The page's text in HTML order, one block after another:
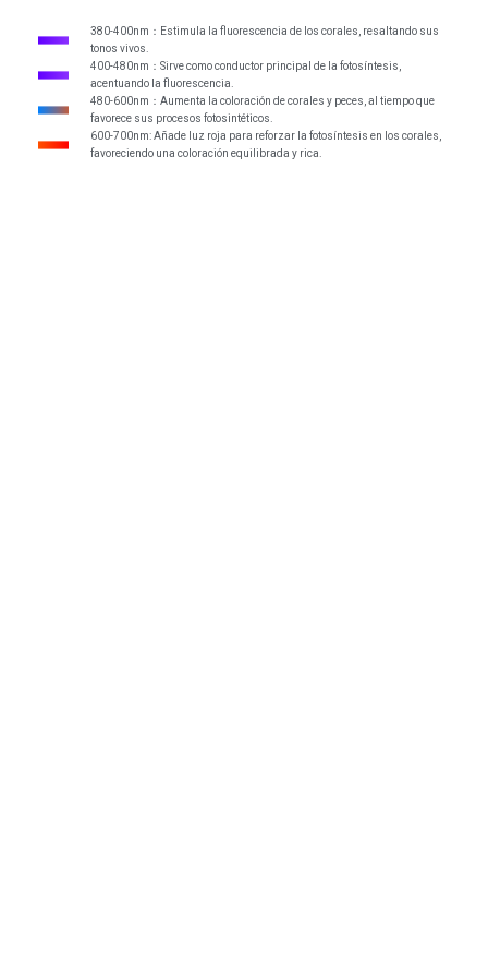
380-400nm：Estimula la fluorescencia de los corales, resaltando sus
tonos vivos.
400-480nm：Sirve como conductor principal de la fotosíntesis,
acentuando la fluorescencia.
480-600nm：Aumenta la coloración de corales y peces, al tiempo que
favorece sus procesos fotosintéticos.
600-700nm: Añade luz roja para reforzar la fotosíntesis en los corales,
favoreciendo una coloración equilibrada y rica.